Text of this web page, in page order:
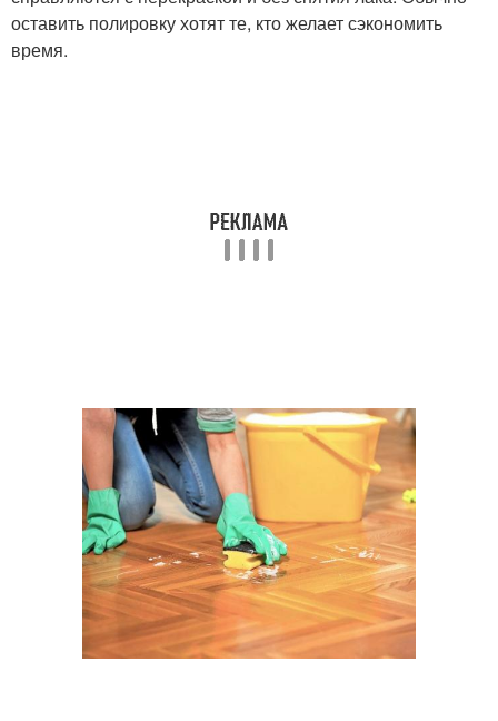
оставить полировку хотят те, кто желает сэкономить
время.